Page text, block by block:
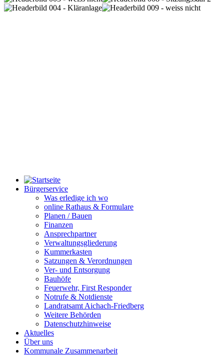
Bürgerservice
Was erledige ich wo
online Rathaus & Formulare
Planen / Bauen
Finanzen
Ansprechpartner
Verwaltungsgliederung
Kummerkasten
Satzungen & Verordnungen
Ver- und Entsorgung
Bauhöfe
Feuerwehr, First Responder
Notrufe & Notdienste
Landratsamt Aichach-Friedberg
Weitere Behörden
Datenschutzhinweise
Aktuelles
Über uns
Kommunale Zusammenarbeit